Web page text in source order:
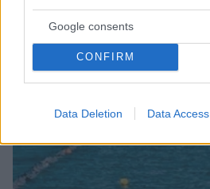
Google consents
CONFIRM
Data Deletion Data Access